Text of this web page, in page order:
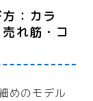
：カラ
れ筋・コ
めのモデル